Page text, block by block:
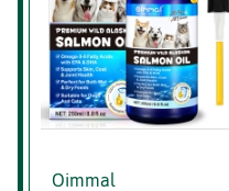
Oimmal